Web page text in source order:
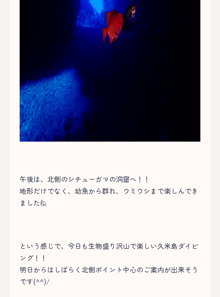
午後は、北側のシチューガマの洞窟へ！！
地形だけでなく、幼魚から群れ、ウミウシまで楽しんでき
ました🙋
という感じで、今日も生物盛り沢山で楽しい久米島ダイビ
ング！！
明日からはしばらく北側ポイント中心のご案内が出来そう
です(^^)/